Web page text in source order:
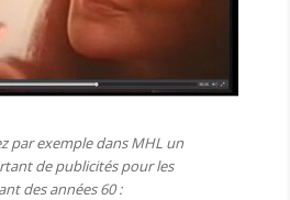
par exemple dans MHL un
de publicités pour les
des années 60 :